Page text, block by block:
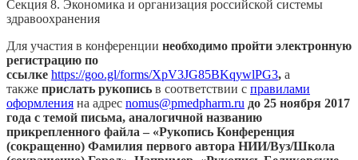
Секция 8. Экономика и организация российской системы
здравоохранения
Для участия в конференции необходимо пройти электронную
регистрацию по
ссылке https://goo.gl/forms/XpV3JG85BKqywlPG3, а
также прислать рукопись в соответствии с правилами
оформления на адрес nomus@pmedpharm.ru до 25 ноября 2017
года с темой письма, аналогичной названию
прикрепленного файла – «Рукопись Конференция
(сокращенно) Фамилия первого автора НИИ/Вуз/Школа